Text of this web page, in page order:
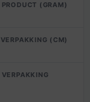
PRODUCT (GRAM)
(CM)